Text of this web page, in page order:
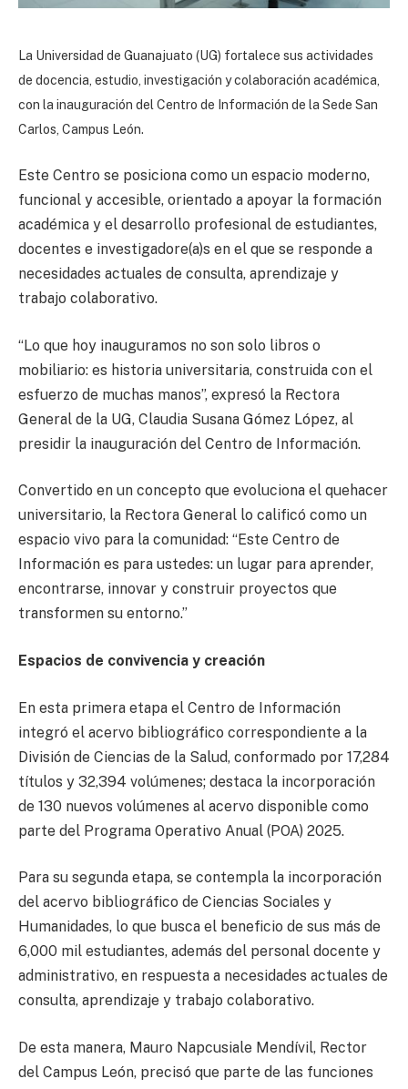
La Universidad de Guanajuato (UG) fortalece sus actividades
de docencia, estudio, investigación y colaboración académica,
con la inauguración del Centro de Información de la Sede San
Carlos, Campus León.
Este Centro se posiciona como un espacio moderno,
funcional y accesible, orientado a apoyar la formación
académica y el desarrollo profesional de estudiantes,
docentes e investigadore(a)s en el que se responde a
necesidades actuales de consulta, aprendizaje y
trabajo colaborativo.
“Lo que hoy inauguramos no son solo libros o
mobiliario: es historia universitaria, construida con el
esfuerzo de muchas manos”, expresó la Rectora
General de la UG, Claudia Susana Gómez López, al
presidir la inauguración del Centro de Información.
Convertido en un concepto que evoluciona el quehacer
universitario, la Rectora General lo calificó como un
espacio vivo para la comunidad: “Este Centro de
Información es para ustedes: un lugar para aprender,
encontrarse, innovar y construir proyectos que
transformen su entorno.”
Espacios de convivencia y creación
En esta primera etapa el Centro de Información
integró el acervo bibliográfico correspondiente a la
División de Ciencias de la Salud, conformado por 17,284
títulos y 32,394 volúmenes; destaca la incorporación
de 130 nuevos volúmenes al acervo disponible como
parte del Programa Operativo Anual (POA) 2025.
Para su segunda etapa, se contempla la incorporación
del acervo bibliográfico de Ciencias Sociales y
Humanidades, lo que busca el beneficio de sus más de
6,000 mil estudiantes, además del personal docente y
administrativo, en respuesta a necesidades actuales de
consulta, aprendizaje y trabajo colaborativo.
De esta manera, Mauro Napcusiale Mendívil, Rector
del Campus León, precisó que parte de las funciones